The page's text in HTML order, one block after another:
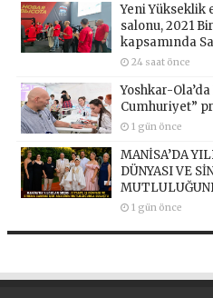
Yeni
salonu, 2021
kapsamında
24 saat önce
Yoshkar-
Cumhuriyet”
1 gün önce
MANİSA’DA
DÜNYASI VE
1 gün önce